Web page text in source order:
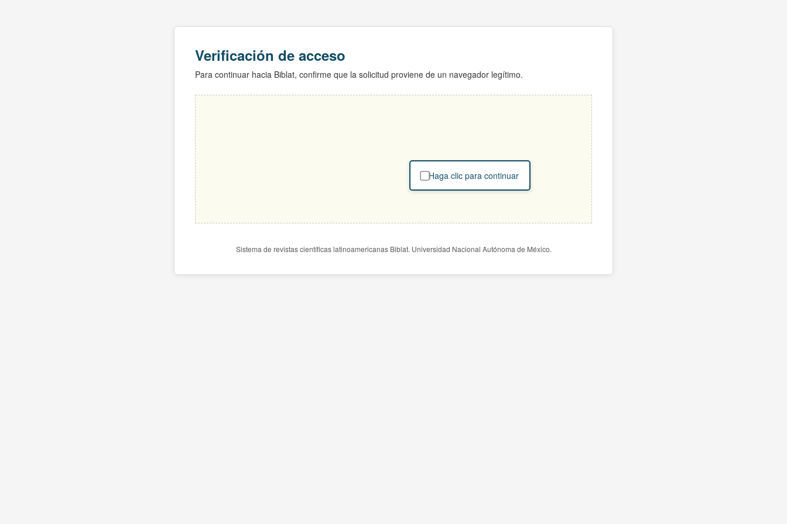
Verificación de acceso
Para continuar hacia Biblat, confirme que la solicitud proviene de un navegador legítimo.
Haga clic para continuar
Sistema de revistas científicas latinoamericanas Biblat. Universidad Nacional Autónoma de México.